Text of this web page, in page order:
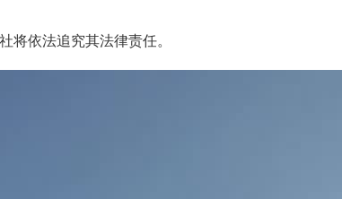
将依法追究其法律责任。